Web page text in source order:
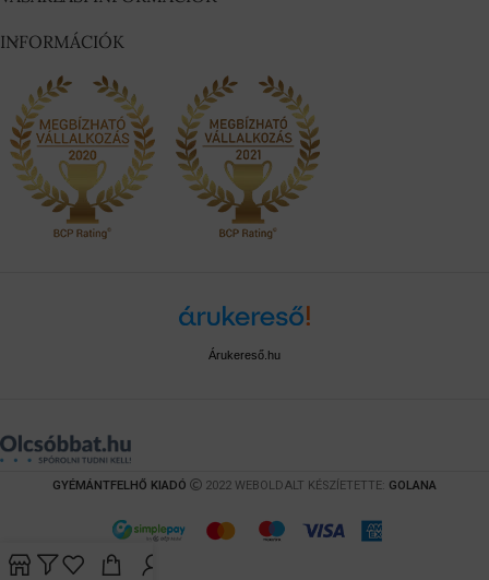
INFORMÁCIÓK
Árukereső.hu
GYÉMÁNTFELHŐ KIADÓ 2022 WEBOLDALT KÉSZÍETETTE: GOLANA